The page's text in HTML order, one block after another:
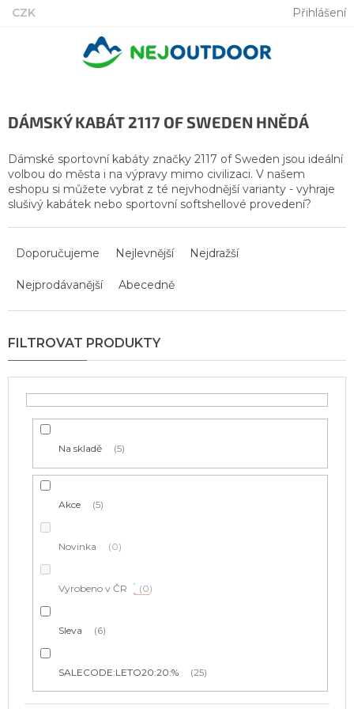
Přejít
CZK Přihlášení
DÁMSKÝ KABÁT 2117 OF SWEDEN HNĚDÁ
Dámské sportovní kabáty značky 2117 of Sweden jsou ideální
volbou do města i na výpravy mimo civilizaci. V našem
eshopu si můžete vybrat z té nejvhodnější varianty - vyhraje
slušivý kabátek nebo sportovní softshellové provedení?
n
p
r
o
Doporučujeme Nejlevnější Nejdražší
Nejprodávanější Abecedně
Na skladě 5
Akce 5
Novinka 0
Vyrobeno v ČR 0
Sleva 6
SALECODE:LETO20:20:% 25